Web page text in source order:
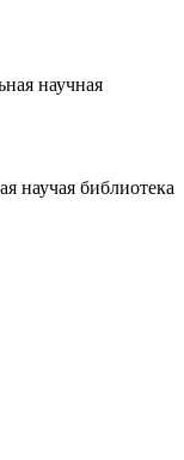
научная
научая библиотека